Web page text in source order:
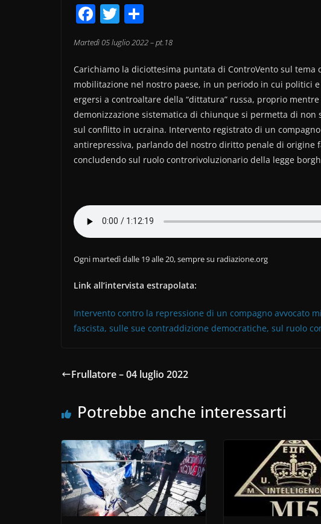
F
a
c
e
b
o
o
k
T
w
itt
er
o
n
di
vi
di
Martedì 05 luglio 2022 – pt.18
Carichiamo la diciottesima puntata di ControVento sul
mobilitazione nel nostro paese, in un periodo in cui politici
ergersi a controaltare della “dittatura” russa, proprio
demonizzazione sistematica di chiunque si permetta di
sul conflitto in ucraina. Intervento registrato di un
antirepressiva, parlando del nostro diritto penale di origine
concludendo sul ruolo controrivoluzionario della legge
Ogni martedì dalle 19 alle 20, sempre su radiazione.org
Link all’intervista estrapolata:
Intervento contro la repressione di un compagno avvocato
fascista, sulle sue contraddizione democratiche, sul ruolo
Frullatore – 04 luglio 2022
Potrebbe anche interessarti